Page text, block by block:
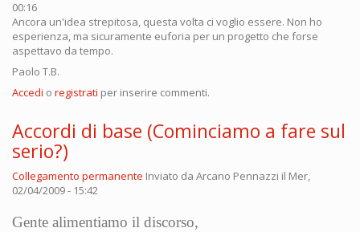
00:16
Ancora un'idea strepitosa, questa volta ci voglio essere. Non ho
esperienza, ma sicuramente euforia per un progetto che forse
aspettavo da tempo.
Paolo T.B.
Accedi o registrati per inserire commenti.
Accordi di base (Cominciamo a fare sul
serio?)
Collegamento permanente Inviato da Arcano Pennazzi il Mer,
02/04/2009 - 15:42
Gente alimentiamo il discorso,